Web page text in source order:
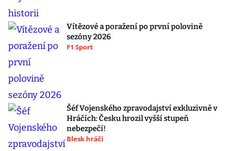
Vítězové a poražení po první polovině
sezóny 2026
F1 Sport
Šéf Vojenského zpravodajství exkluzivně v
Hráčích: Česku hrozil vyšší stupeň
nebezpečí!
Blesk hráči